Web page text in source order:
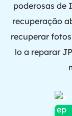
poderosas de
recuperação
recuperar
lo a reparar